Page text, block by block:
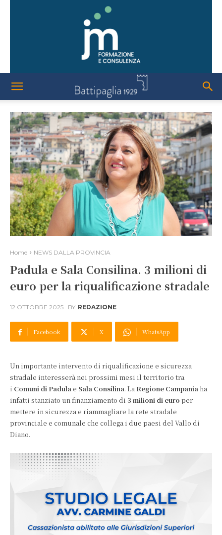
Home NEWS DALLA PROVINCIA
Padula e Sala Consilina. 3 milioni di
euro per la riqualificazione stradale
12 OTTOBRE 2025 BY REDAZIONE
Facebook X WhatsApp
Un importante intervento di riqualificazione e sicurezza
stradale interesserà nei prossimi mesi il territorio tra
i Comuni di Padulae Sala Consilina. LaRegione Campania ha
infatti stanziato un finanziamento di 3 milioni di euro per
mettere in sicurezza e riammagliare la rete stradale
provinciale e comunale che collega i due paesi del Vallo di
Diano.